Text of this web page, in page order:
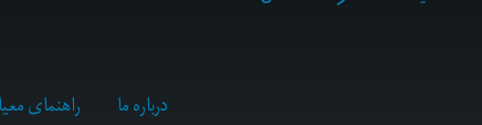
درباره ما راهنمای